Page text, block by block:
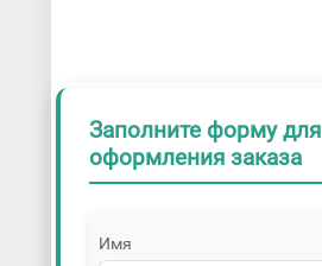
Заполните форму для
оформления заказа
Имя